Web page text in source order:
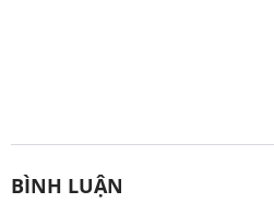
BÌNH LUẬN